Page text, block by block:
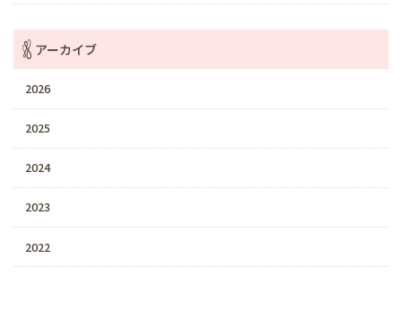
アーカイブ
2026
2025
2024
2023
2022